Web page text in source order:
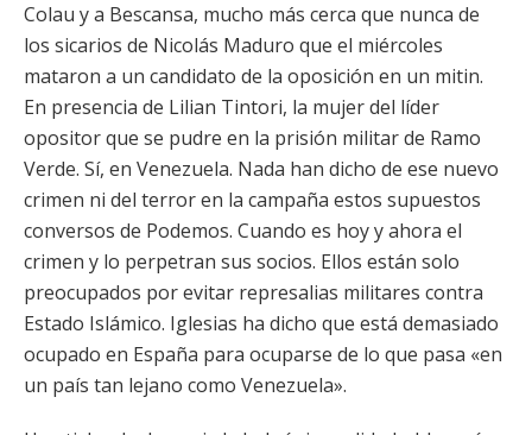
Colau y a Bescansa, mucho más cerca que nunca de
los sicarios de Nicolás Maduro que el miércoles
mataron a un candidato de la oposición en un mitin.
En presencia de Lilian Tintori, la mujer del líder
opositor que se pudre en la prisión militar de Ramo
Verde. Sí, en Venezuela. Nada han dicho de ese nuevo
crimen ni del terror en la campaña estos supuestos
conversos de Podemos. Cuando es hoy y ahora el
crimen y lo perpetran sus socios. Ellos están solo
preocupados por evitar represalias militares contra
Estado Islámico. Iglesias ha dicho que está demasiado
ocupado en España para ocuparse de lo que pasa «en
un país tan lejano como Venezuela».